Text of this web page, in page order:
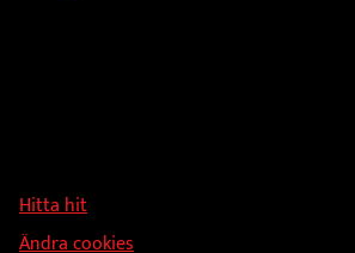
Hitta hit
Ändra cookies